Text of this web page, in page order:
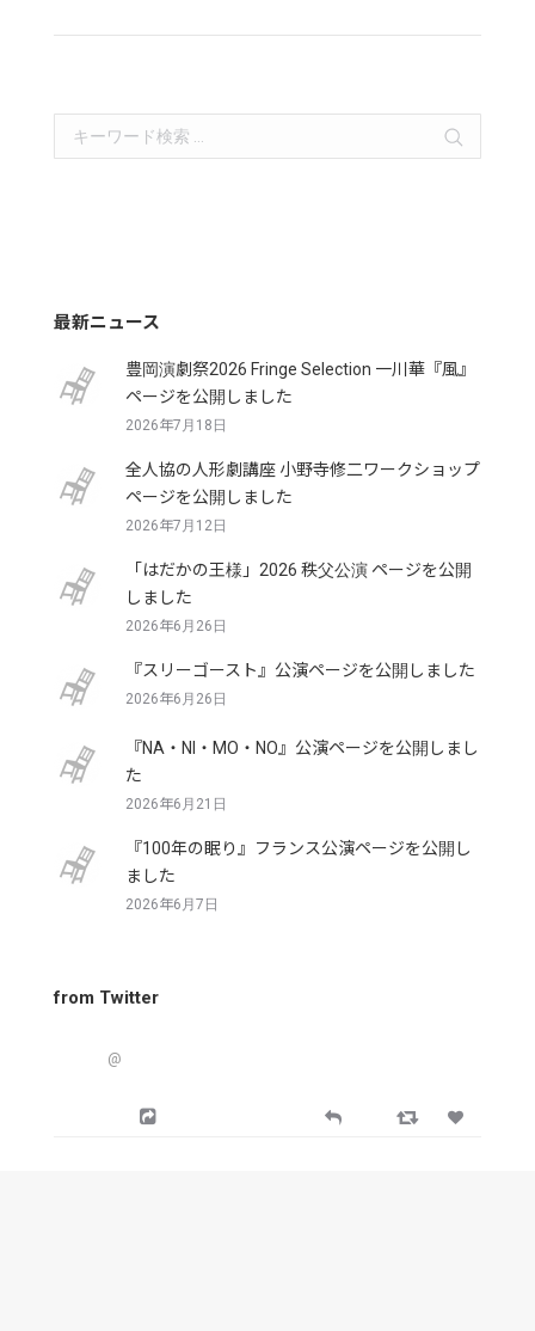
Search:
最新ニュース
豊岡演劇祭2026 Fringe Selection 一川華『風』
ページを公開しました
2026年7月18日
全人協の人形劇講座 小野寺修二ワークショップ
ページを公開しました
2026年7月12日
「はだかの王様」2026 秩父公演 ページを公開
しました
2026年6月26日
『スリーゴースト』公演ページを公開しました
2026年6月26日
『NA・NI・MO・NO』公演ページを公開しまし
た
2026年6月21日
『100年の眠り』フランス公演ページを公開し
ました
2026年6月7日
from Twitter
@